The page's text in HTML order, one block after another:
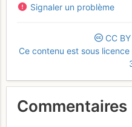
Signaler un problème
CC BY
Ce contenu est sous
Commentaires